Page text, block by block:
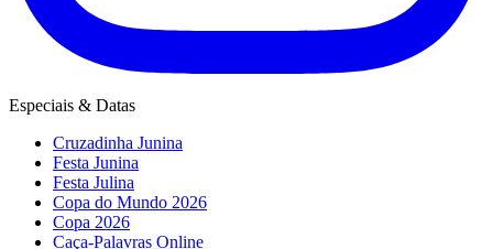
Especiais & Datas
Cruzadinha Junina
Festa Junina
Festa Julina
Copa do Mundo 2026
Copa 2026
Caça-Palavras Online